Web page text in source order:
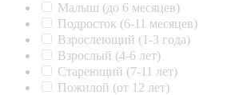
Малыш (до 6 месяцев)
Подросток (6-11 месяцев)
Взрослеющий (1-3 года)
Взрослый (4-6 лет)
Стареющий (7-11 лет)
Пожилой (от 12 лет)